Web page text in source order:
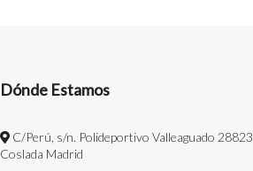
Dónde Estamos
C/Perú, s/n. Polideportivo Valleaguado 28823
Coslada Madrid